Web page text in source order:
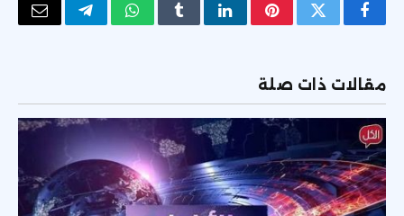
فيسبوكتويتر بينتيريستلينكدإنTumblrواتسابتيلقرامالبريد
مقالات ذات صلة